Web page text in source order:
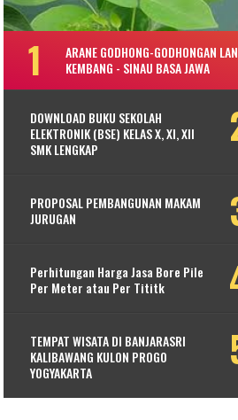
ARANE GODHONG-GODHONGAN LAN
KEMBANG - SINAU BASA JAWA
DOWNLOAD BUKU SEKOLAH
ELEKTRONIK (BSE) KELAS X, XI, XII
SMK LENGKAP
PROPOSAL PEMBANGUNAN MAKAM
JURUGAN
Perhitungan Harga Jasa Bore Pile
Per Meter atau Per Tititk
TEMPAT WISATA DI BANJARASRI
KALIBAWANG KULON PROGO
YOGYAKARTA